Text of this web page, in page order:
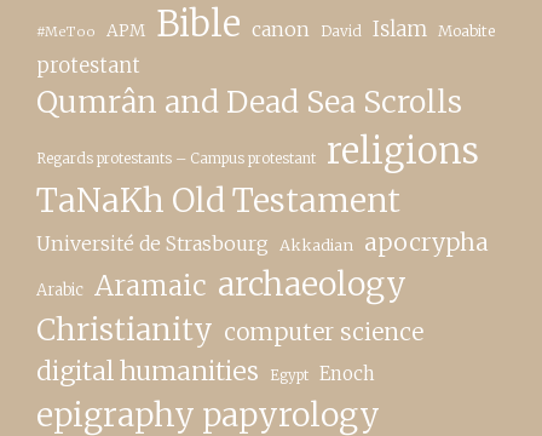
#MeToo APM Bible canon David Islam Moabite
protestant
Qumrân and Dead Sea Scrolls
Regards protestants – Campus protestant religions
TaNaKh Old Testament
Université de Strasbourg Akkadian apocrypha
Arabic Aramaic archaeology
Christianity computer science
digital humanities Egypt Enoch
epigraphy papyrology